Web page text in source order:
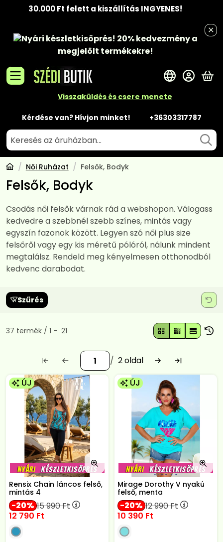
30.000 Ft felett a kiszállítás INGYENES!
Nyári készletkisöprés! 20% kedvezménya
megjelölt termékekre!
Visszaküldés és csere menete
Kérdése van? Hívjon minket! +36303317787
A
Női Ruházat Felsők, Bodyk
Felsők, Bodyk
Csodás női felsők várnak rád a webshopon. Válogass
kedvedre a szebbnél szebb színes, mintás vagy
egyszín fazonok között. Legyen szó női plus size
felsőről vagy egy kis méretű pólóról, nálunk mindent
megtalálsz. Rendeld meg kényelmesen otthonodból
kedvenc darabodat.
Szűrés
Összes termék a kategóriában
37 termék 1 21
2
ÚJ
Rensix Chain láncos felső,
mintás 4
20 15 990Ft
12 790 Ft
ÚJ
Mirage Dorothy V nyakú
felső, menta
20 12 990Ft
10 390 Ft